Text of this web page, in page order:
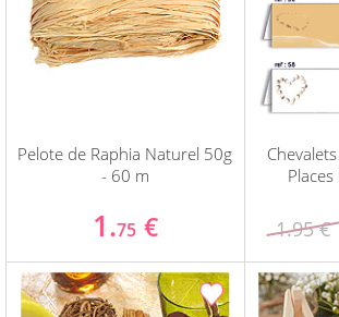
Pelote de Raphia Naturel 50g
- 60 m
1.75 € 1.95 €